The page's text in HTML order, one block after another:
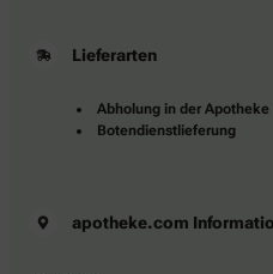
Lieferarten
Abholung in der Apotheke
Botendienstlieferung
apotheke.com